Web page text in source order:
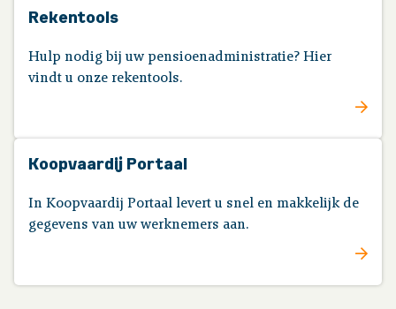
Contact
Rekentools
Hulp nodig bij uw pensioenadministratie? Hier
vindt u onze rekentools.
Koopvaardij Portaal
In Koopvaardij Portaal levert u snel en makkelijk de
gegevens van uw werknemers aan.